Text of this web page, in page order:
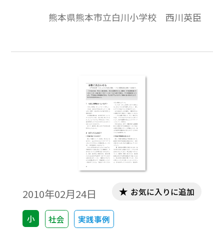
生活とのかかわり」や「情報ネットワーク
され，国民生活に様々な影響を及ぼしてい
して調べ，情報化の進展は国民の生活に大
きな影響を及ぼしていることや情報の有効
な活用が大切であることを考え，理解する
ことをねらいとした学習の指導案である。
熊本県熊本市立白川小学校 西川英臣
2010年02月24日
小 社会 実践事例
お気に入りに追加